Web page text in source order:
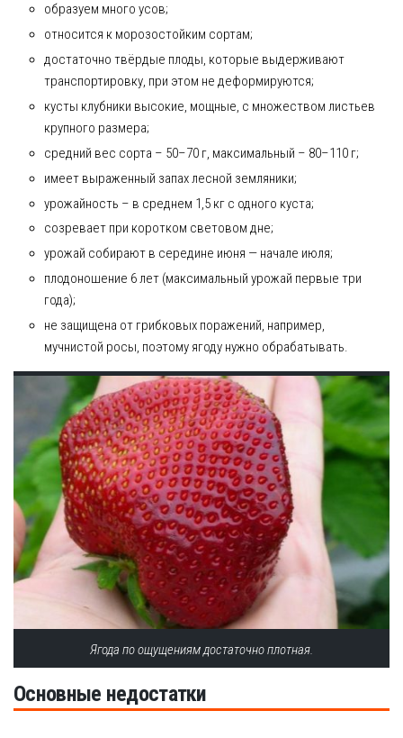
образуем много усов;
относится к морозостойким сортам;
достаточно твёрдые плоды, которые выдерживают
транспортировку, при этом не деформируются;
кусты клубники высокие, мощные, с множеством листьев
крупного размера;
средний вес сорта – 50–70 г, максимальный – 80–110 г;
имеет выраженный запах лесной земляники;
урожайность – в среднем 1,5 кг с одного куста;
созревает при коротком световом дне;
урожай собирают в середине июня — начале июля;
плодоношение 6 лет (максимальный урожай первые три
года);
не защищена от грибковых поражений, например,
мучнистой росы, поэтому ягоду нужно обрабатывать.
Ягода по ощущениям достаточно плотная.
Основные недостатки